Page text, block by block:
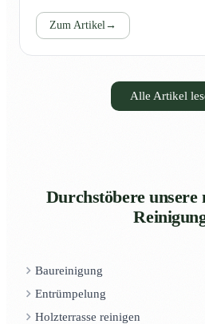
Zum Artikel →
Alle Artikel
Durchstöbere unsere
Baureinigung
Entrümpelung
Holzterrasse reinigen